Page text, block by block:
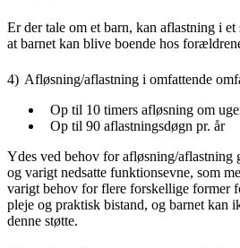
Er der tale om et barn, kan aflastning i
at barnet kan blive boende hos
4) Afløsning/aflastning i omfattende
Op til 10 timers afløsning om
Op til 90 aflastningsdøgn pr. år
Ydes ved behov for afløsning/aflastning
og varigt nedsatte funktionsevne, som
varigt behov for flere forskellige former
pleje og praktisk bistand, og barnet kan
denne støtte.